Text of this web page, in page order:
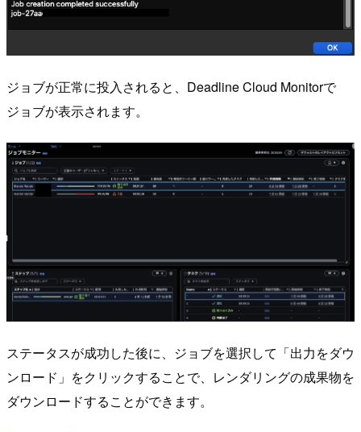
ジョブが正常に投入されると、Deadline Cloud Monitorで
ジョブが表示されます。
ステータスが成功した後に、ジョブを選択して「出力をダウ
ンロード」をクリックすることで、レンダリングの成果物を
ダウンロードすることができます。